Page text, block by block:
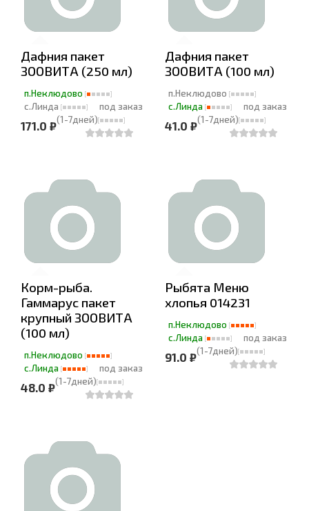
Дафния пакет
ЗООВИТА (250 мл)
п.Неклюдово
с.Линда
под заказ
(1-7дней)
171.0 ₽
Дафния пакет
ЗООВИТА (100 мл)
п.Неклюдово
с.Линда
под заказ
(1-7дней)
41.0 ₽
Корм-рыба.
Гаммарус пакет
крупный ЗООВИТА
(100 мл)
п.Неклюдово
с.Линда
под заказ
(1-7дней)
48.0 ₽
Рыбята Меню
хлопья 014231
п.Неклюдово
с.Линда
под заказ
(1-7дней)
91.0 ₽